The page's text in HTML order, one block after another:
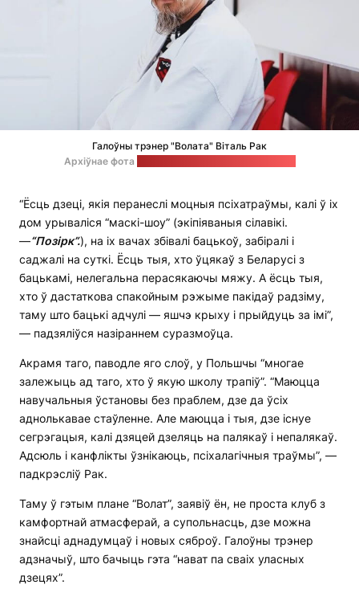
Галоўны трэнер "Волата" Віталь Рак
Архіўнае фота
“Ёсць дзеці, якія перанеслі моцныя псіхатраўмы, калі ў іх
дом урываліся “маскі-шоу” (экіпіяваныя сілавікі.
—“Позірк”.), на іх вачах збівалі бацькоў, забіралі і
саджалі на суткі. Ёсць тыя, хто ўцякаў з Беларусі з
бацькамі, нелегальна перасякаючы мяжу. А ёсць тыя,
хто ў дастаткова спакойным рэжыме пакідаў радзіму,
таму што бацькі адчулі — яшчэ крыху і прыйдуць за імі”,
— падзяліўся назіраннем суразмоўца.
Акрамя таго, паводле яго слоў, у Польшчы “многае
залежыць ад таго, хто ў якую школу трапіў”. “Маюцца
навучальныя ўстановы без праблем, дзе да ўсіх
аднолькавае стаўленне. Але маюцца і тыя, дзе існуе
сегрэгацыя, калі дзяцей дзеляць на палякаў і непалякаў.
Адсюль і канфлікты ўзнікаюць, псіхалагічныя траўмы”, —
падкрэсліў Рак.
Таму ў гэтым плане “Волат”, заявіў ён, не проста клуб з
камфортнай атмасферай, а супольнасць, дзе можна
знайсці аднадумцаў і новых сяброў. Галоўны трэнер
адзначыў, што бачыць гэта “нават па сваіх уласных
дзецях”.